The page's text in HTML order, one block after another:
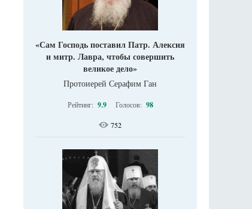
«Сам Господь поставил Патр. Алексия
и митр. Лавра, чтобы совершить
великое дело»
Протоиерей Серафим Ган
Рейтинг: 9.9 Голосов: 98
752